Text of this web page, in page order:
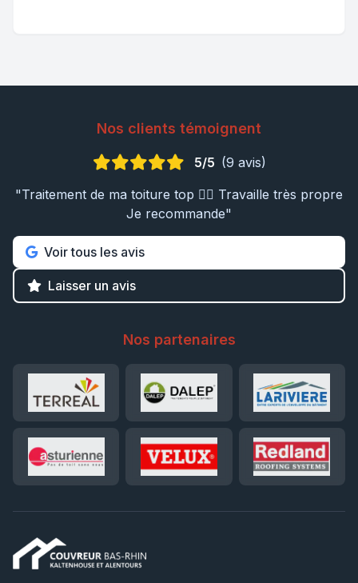
Nos clients témoignent
5/5 (9 avis)
"Traitement de ma toiture top 👍🏼 Travaille très propre
Je recommande"
Voir tous les avis
Laisser un avis
Nos partenaires